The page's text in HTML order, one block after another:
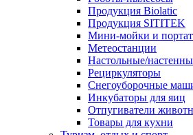
Продукция Biolatic
Продукция SITITEK
Мини-мойки и
Метеостанции
Настольные/
Рециркуляторы
Снегоуборочные
Инкубаторы для яиц
Отпугиватели
Товары для кухни